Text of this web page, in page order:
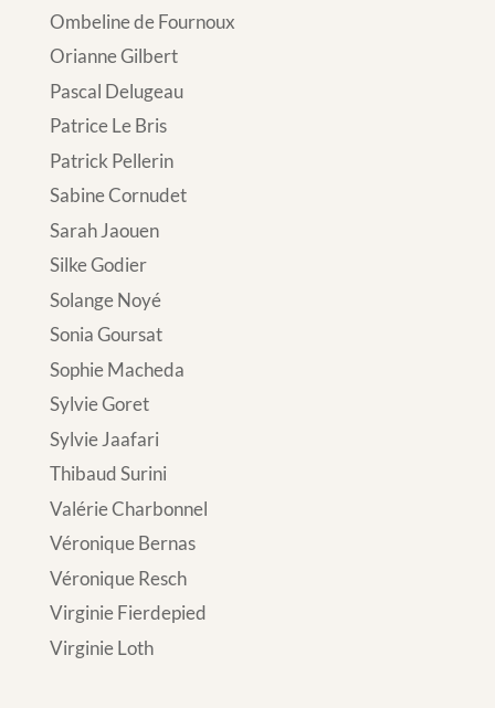
Ombeline de Fournoux
Orianne Gilbert
Pascal Delugeau
Patrice Le Bris
Patrick Pellerin
Sabine Cornudet
Sarah Jaouen
Silke Godier
Solange Noyé
Sonia Goursat
Sophie Macheda
Sylvie Goret
Sylvie Jaafari
Thibaud Surini
Valérie Charbonnel
Véronique Bernas
Véronique Resch
Virginie Fierdepied
Virginie Loth